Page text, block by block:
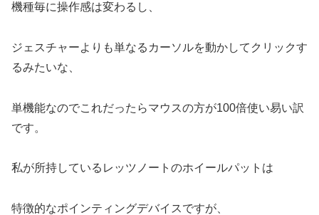
機種毎に操作感は変わるし、
ジェスチャーよりも単なるカーソルを動かしてクリックす
るみたいな、
単機能なのでこれだったらマウスの方が100倍使い易い訳
です。
私が所持しているレッツノートのホイールパットは
特徴的なポインティングデバイスですが、